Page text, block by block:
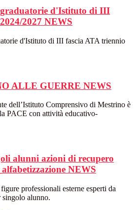
graduatorie d'Istituto di III
2027 NEWS
d'Istituto di III fascia ATA triennio
ALLE GUERRE NEWS
dell’Istituto Comprensivo di Mestrino è
PACE con attività educativo-
alunni azioni di recupero
NEWS
professionali esterne esperti da
singolo alunno.